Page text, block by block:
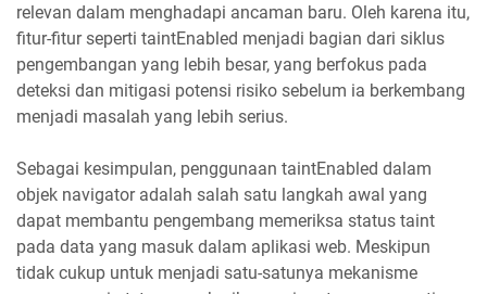
relevan dalam menghadapi ancaman baru. Oleh karena itu,
fitur-fitur seperti taintEnabled menjadi bagian dari siklus
pengembangan yang lebih besar, yang berfokus pada
deteksi dan mitigasi potensi risiko sebelum ia berkembang
menjadi masalah yang lebih serius.
Sebagai kesimpulan, penggunaan taintEnabled dalam
objek navigator adalah salah satu langkah awal yang
dapat membantu pengembang memeriksa status taint
pada data yang masuk dalam aplikasi web. Meskipun
tidak cukup untuk menjadi satu-satunya mekanisme